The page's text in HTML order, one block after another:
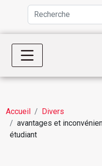
Accueil
Divers
avantages et
étudiant